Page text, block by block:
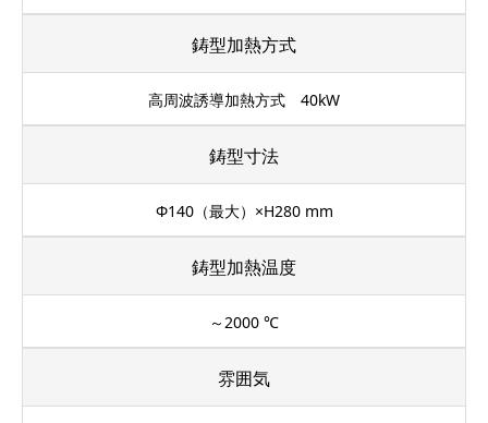
鋳型加熱方式
高周波誘導加熱方式 40kW
鋳型寸法
Φ140（最大）×H280 mm
鋳型加熱温度
～2000 ℃
雰囲気